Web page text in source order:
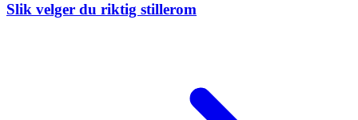
Slik velger du riktig stillerom